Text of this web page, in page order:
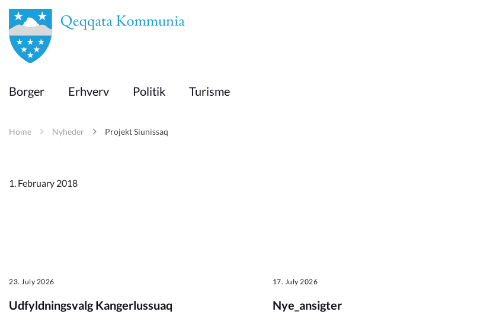
en
Borger
Erhverv
Turisme
Om_kommunen
Borger Erhverv Politik Turisme
Home Nyheder Projekt Siunissaq
1. February 2018
23. July 2026
Udfyldningsvalg Kangerlussuaq
17. July 2026
Nye_ansigter